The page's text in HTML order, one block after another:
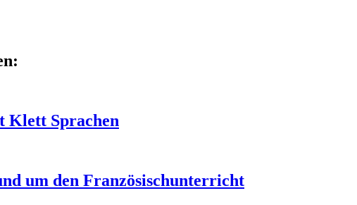
Klett Sprachen
um den Französischunterricht